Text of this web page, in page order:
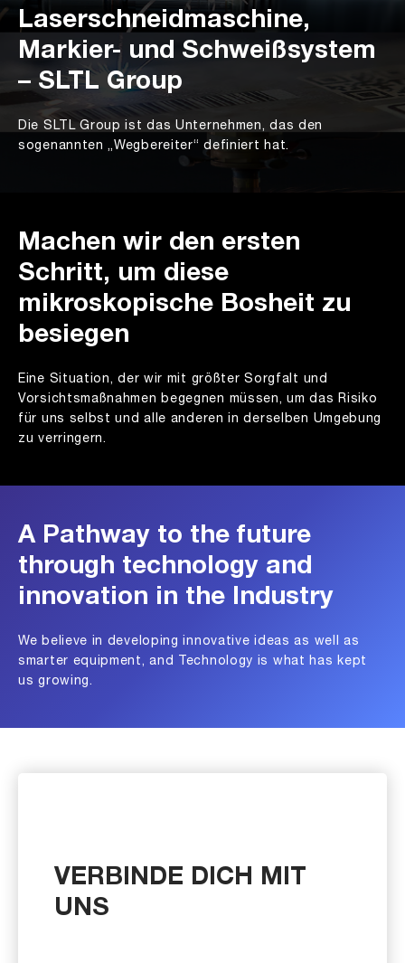
Laserschneidmaschine,
Markier- und Schweißsystem
– SLTL Group
Die SLTL Group ist das Unternehmen, das den
sogenannten „Wegbereiter“ definiert hat.
Machen wir den ersten
Schritt, um diese
mikroskopische Bosheit zu
besiegen
Eine Situation, der wir mit größter Sorgfalt und
Vorsichtsmaßnahmen begegnen müssen, um das Risiko
für uns selbst und alle anderen in derselben Umgebung
zu verringern.
A Pathway to the future
through technology and
innovation in the Industry
We believe in developing innovative ideas as well as
smarter equipment, and Technology is what has kept
us growing.
VERBINDE DICH MIT
UNS